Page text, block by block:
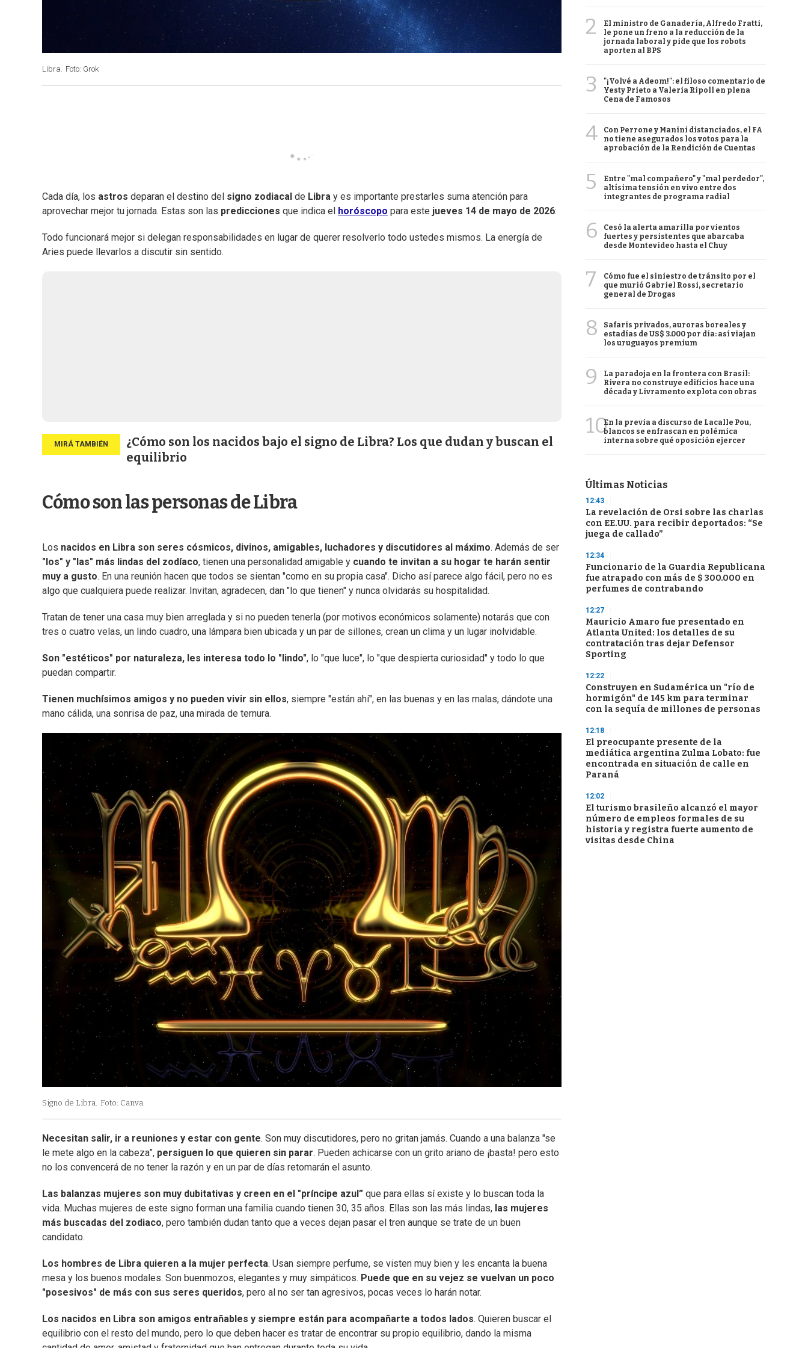
Libra. Foto: Grok
Cada día, los astros deparan el destino del signo zodiacal de Libra y es importante prestarles suma atención para
aprovechar mejor tu jornada. Estas son las predicciones que indica el horóscopo para este jueves 14 de mayo de 2026:
Todo funcionará mejor si delegan responsabilidades en lugar de querer resolverlo todo ustedes mismos. La energía de
Aries puede llevarlos a discutir sin sentido.
¿Cómo son los nacidos bajo el signo de Libra? Los que dudan y buscan el
equilibrio
Cómo son las personas de Libra
Los nacidos en Libra son seres cósmicos, divinos, amigables, luchadores y discutidores al máximo. Además de ser
"los" y "las" más lindas del zodíaco, tienen una personalidad amigable y cuando te invitan a su hogar te harán sentir
muy a gusto. En una reunión hacen que todos se sientan "como en su propia casa". Dicho así parece algo fácil, pero no es
algo que cualquiera puede realizar. Invitan, agradecen, dan "lo que tienen" y nunca olvidarás su hospitalidad.
Tratan de tener una casa muy bien arreglada y si no pueden tenerla (por motivos económicos solamente) notarás que con
tres o cuatro velas, un lindo cuadro, una lámpara bien ubicada y un par de sillones, crean un clima y un lugar inolvidable.
Son "estéticos" por naturaleza, les interesa todo lo "lindo", lo "que luce", lo "que despierta curiosidad" y todo lo que
puedan compartir.
Tienen muchísimos amigos y no pueden vivir sin ellos, siempre "están ahí", en las buenas y en las malas, dándote una
mano cálida, una sonrisa de paz, una mirada de ternura.
Signo de Libra. Foto: Canva.
Necesitan salir, ir a reuniones y estar con gente. Son muy discutidores, pero no gritan jamás. Cuando a una balanza "se
le mete algo en la cabeza”, persiguen lo que quieren sin parar. Pueden achicarse con un grito ariano de ¡basta! pero esto
no los convencerá de no tener la razón y en un par de días retomarán el asunto.
Las balanzas mujeres son muy dubitativas y creen en el "príncipe azul” que para ellas sí existe y lo buscan toda la
vida. Muchas mujeres de este signo forman una familia cuando tienen 30, 35 años. Ellas son las más lindas, las mujeres
más buscadas del zodiaco, pero también dudan tanto que a veces dejan pasar el tren aunque se trate de un buen
candidato.
Los hombres de Libra quieren a la mujer perfecta. Usan siempre perfume, se visten muy bien y les encanta la buena
mesa y los buenos modales. Son buenmozos, elegantes y muy simpáticos. Puede que en su vejez se vuelvan un poco
"posesivos" de más con sus seres queridos, pero al no ser tan agresivos, pocas veces lo harán notar.
Los nacidos en Libra son amigos entrañables y siempre están para acompañarte a todos lados. Quieren buscar el
equilibrio con el resto del mundo, pero lo que deben hacer es tratar de encontrar su propio equilibrio, dando la misma
2
El ministro de Ganadería, Alfredo Fratti,
le pone un freno a la reducción de la
jornada laboral y pide que los robots
aporten al BPS
3
"¡Volvé a Adeom!": el filoso comentario de
Yesty Prieto a Valeria Ripoll en plena
Cena de Famosos
4
Con Perrone y Manini distanciados, el FA
no tiene asegurados los votos para la
aprobación de la Rendición de Cuentas
5
Entre "mal compañero" y "mal perdedor",
altísima tensión en vivo entre dos
integrantes de programa radial
6
Cesó la alerta amarilla por vientos
fuertes y persistentes que abarcaba
desde Montevideo hasta el Chuy
7
Cómo fue el siniestro de tránsito por el
que murió Gabriel Rossi, secretario
general de Drogas
8
Safaris privados, auroras boreales y
estadías de US$ 3.000 por día: así viajan
los uruguayos premium
9
La paradoja en la frontera con Brasil:
Rivera no construye edificios hace una
década y Livramento explota con obras
10En la previa a discurso de Lacalle Pou,
blancos se enfrascan en polémica
interna sobre qué oposición ejercer
Últimas Noticias
12:43
La revelación de Orsi sobre las charlas
con EE.UU. para recibir deportados: “Se
juega de callado”
12:34
Funcionario de la Guardia Republicana
fue atrapado con más de $ 300.000 en
perfumes de contrabando
12:27
Mauricio Amaro fue presentado en
Atlanta United: los detalles de su
contratación tras dejar Defensor
Sporting
12:22
Construyen en Sudamérica un "río de
hormigón" de 145 km para terminar
con la sequía de millones de personas
12:18
El preocupante presente de la
mediática argentina Zulma Lobato: fue
encontrada en situación de calle en
Paraná
12:02
El turismo brasileño alcanzó el mayor
número de empleos formales de su
historia y registra fuerte aumento de
visitas desde China